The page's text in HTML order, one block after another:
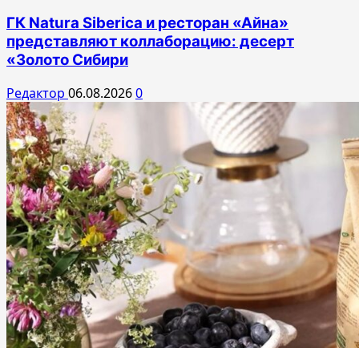
ГК Natura Siberica и ресторан «Айна»
представляют коллаборацию: десерт
«Золото Сибири
Редактор 06.08.20260